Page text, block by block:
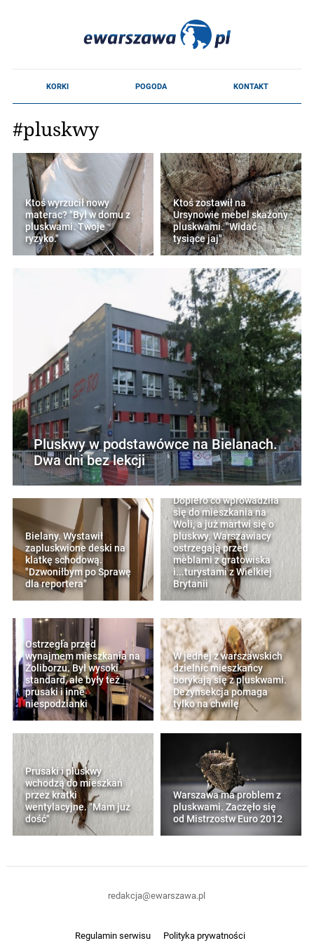
#pluskwy
Ktoś wyrzucił nowy
materac? "Był w domu z
pluskwami. Twoje
ryzyko."
Ktoś zostawił na
Ursynowie mebel skażony
pluskwami. "Widać
tysiące jaj"
Pluskwy w podstawówce na Bielanach.
Dwa dni bez lekcji
Bielany. Wystawił
zapluskwione deski na
klatkę schodową.
"Dzwoniłbym po Sprawę
dla reportera"
Dopiero co wprowadziła
się do mieszkania na
Woli, a już martwi się o
pluskwy. Warszawiacy
ostrzegają przed
meblami z gratowiska
i...turystami z Wielkiej
Brytanii
Ostrzegła przed
wynajmem mieszkania na
Żoliborzu. Był wysoki
standard, ale były też
prusaki i inne
niespodzianki
W jednej z warszawskich
dzielnic mieszkańcy
borykają się z pluskwami.
Dezynsekcja pomaga
tylko na chwilę
Prusaki i pluskwy
wchodzą do mieszkań
przez kratki
wentylacyjne. "Mam już
dość"
Warszawa ma problem z
pluskwami. Zaczęło się
od Mistrzostw Euro 2012
Regulamin serwisu Polityka prywatności
redakcja@ewarszawa.pl